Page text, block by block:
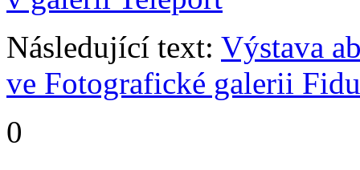
Následující text: Výstava
ve Fotografické galerii
0